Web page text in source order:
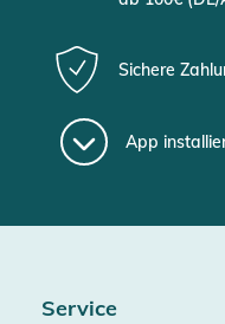
Sichere
App
Service